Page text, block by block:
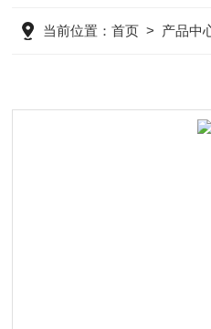
当前位置：首页 > 产品中